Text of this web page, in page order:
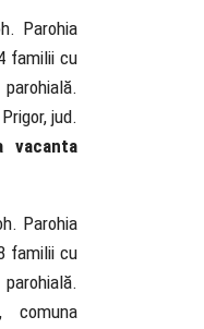
Parohia
familii cu
jud.
vacanta
Parohia
familii cu
comuna